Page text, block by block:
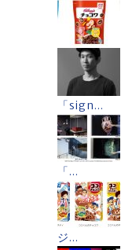
「sign...
「...
ジ...